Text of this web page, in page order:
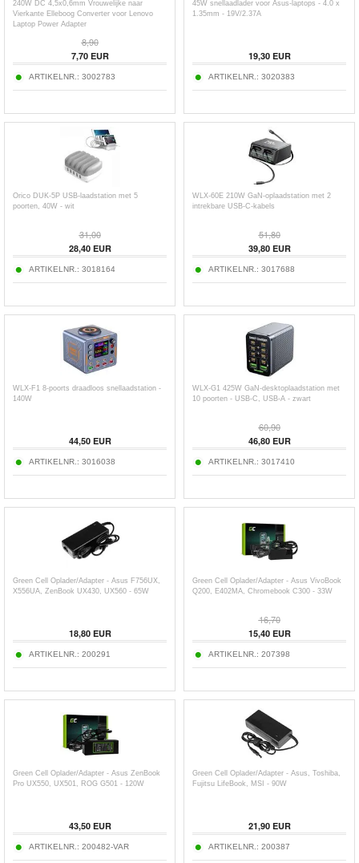
240W DC 4,5x0,6mm Vrouwelijke naar
Vierkante Elleboog Converter voor Lenovo
Laptop Power Adapter
8,90
7,70EUR
ARTIKELNR.: 3002783
45W snellaadlader voor Asus-laptops - 4.0 x
1.35mm - 19V/2.37A
19,30EUR
ARTIKELNR.: 3020383
Orico DUK-5P USB-laadstation met 5
poorten, 40W - wit
31,00
28,40EUR
ARTIKELNR.: 3018164
WLX-60E 210W GaN-oplaadstation met 2
intrekbare USB-C-kabels
51,80
39,80EUR
ARTIKELNR.: 3017688
WLX-F1 8-poorts draadloos snellaadstation -
140W
44,50EUR
ARTIKELNR.: 3016038
WLX-G1 425W GaN-desktoplaadstation met
10 poorten - USB-C, USB-A - zwart
60,90
46,80EUR
ARTIKELNR.: 3017410
Green Cell Oplader/Adapter - Asus F756UX,
X556UA, ZenBook UX430, UX560 - 65W
18,80EUR
ARTIKELNR.: 200291
Green Cell Oplader/Adapter - Asus VivoBook
Q200, E402MA, Chromebook C300 - 33W
16,70
15,40EUR
ARTIKELNR.: 207398
Green Cell Oplader/Adapter - Asus ZenBook
Pro UX550, UX501, ROG G501 - 120W
43,50EUR
ARTIKELNR.: 200482-VAR
Green Cell Oplader/Adapter - Asus, Toshiba,
Fujitsu LifeBook, MSI - 90W
21,90EUR
ARTIKELNR.: 200387